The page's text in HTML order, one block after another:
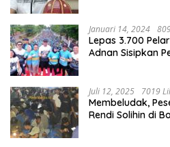
Januari 14, 2024
Lepas 3.700
Adnan Sisipkan
Juli 12, 2025 7019
Membeludak,
Rendi Solihin di